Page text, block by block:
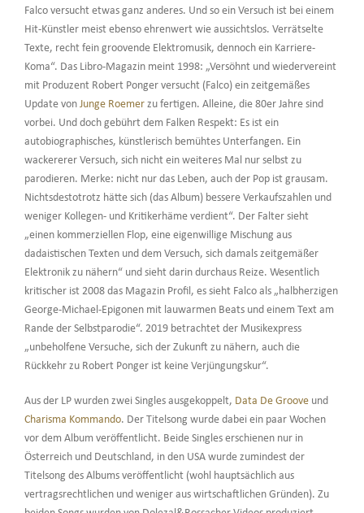
Falco versucht etwas ganz anderes. Und so ein Versuch ist bei einem
Hit-Künstler meist ebenso ehrenwert wie aussichtslos. Verrätselte
Texte, recht fein groovende Elektromusik, dennoch ein Karriere-
Koma“. Das Libro-Magazin meint 1998: „Versöhnt und wiedervereint
mit Produzent Robert Ponger versucht (Falco) ein zeitgemäßes
Update von Junge Roemerzu fertigen. Alleine, die 80er Jahre sind
vorbei. Und doch gebührt dem Falken Respekt: Es ist ein
autobiographisches, künstlerisch bemühtes Unterfangen. Ein
wackererer Versuch, sich nicht ein weiteres Mal nur selbst zu
parodieren. Merke: nicht nur das Leben, auch der Pop ist grausam.
Nichtsdestotrotz hätte sich (das Album) bessere Verkaufszahlen und
weniger Kollegen- und Kritikerhäme verdient“. Der Falter sieht
„einen kommerziellen Flop, eine eigenwillige Mischung aus
dadaistischen Texten und dem Versuch, sich damals zeitgemäßer
Elektronik zu nähern“ und sieht darin durchaus Reize. Wesentlich
kritischer ist 2008 das Magazin Profil, es sieht Falco als „halbherzigen
George-Michael-Epigonen mit lauwarmen Beats und einem Text am
Rande der Selbstparodie“. 2019 betrachtet der Musikexpress
„unbeholfene Versuche, sich der Zukunft zu nähern, auch die
Rückkehr zu Robert Ponger ist keine Verjüngungskur“.
Aus der LP wurden zwei Singles ausgekoppelt, Data De Grooveund
Charisma Kommando. Der Titelsong wurde dabei ein paar Wochen
vor dem Album veröffentlicht. Beide Singles erschienen nur in
Österreich und Deutschland, in den USA wurde zumindest der
Titelsong des Albums veröffentlicht (wohl hauptsächlich aus
vertragsrechtlichen und weniger aus wirtschaftlichen Gründen). Zu